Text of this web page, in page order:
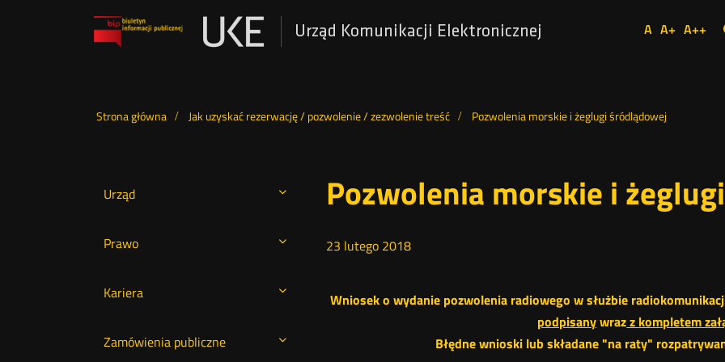
Urząd Komunikacji Elektronicznej A A+ A++
Menu
Strona główna Jak uzyskać rezerwację / pozwolenie / zezwolenie treść Pozwolenia morskie i żeglugi śródlądowej
Urząd
Prawo
Kariera
Zamówienia publiczne
Pozwolenia morskie i
23 lutego 2018
Wniosek o wydanie pozwolenia radiowego w służbie
podpisanywrazz kompletem
Błędne wnioski lub składane "na raty"